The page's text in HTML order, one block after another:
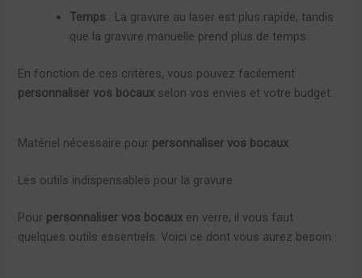
Temps : La gravure au laser est plus rapide, tandis
que la gravure manuelle prend plus de temps.
En fonction de ces critères, vous pouvez facilement
personnaliser vos bocaux selon vos envies et votre budget.
Matériel nécessaire pour personnaliser vos bocaux
Les outils indispensables pour la gravure
Pour personnaliser vos bocaux en verre, il vous faut
quelques outils essentiels. Voici ce dont vous aurez besoin :